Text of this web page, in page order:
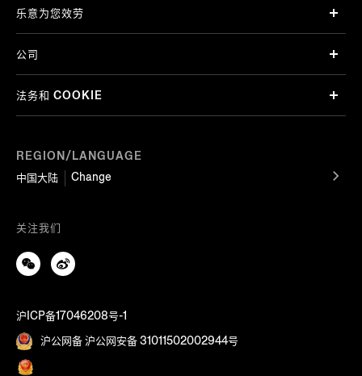
REGION/LANGUAGE
中国大陆
Change
乐意为您效劳
公司
法务和 COOKIE
关注我们
沪ICP备17046208号-1
沪公网备 沪公网安备 31011502002944号